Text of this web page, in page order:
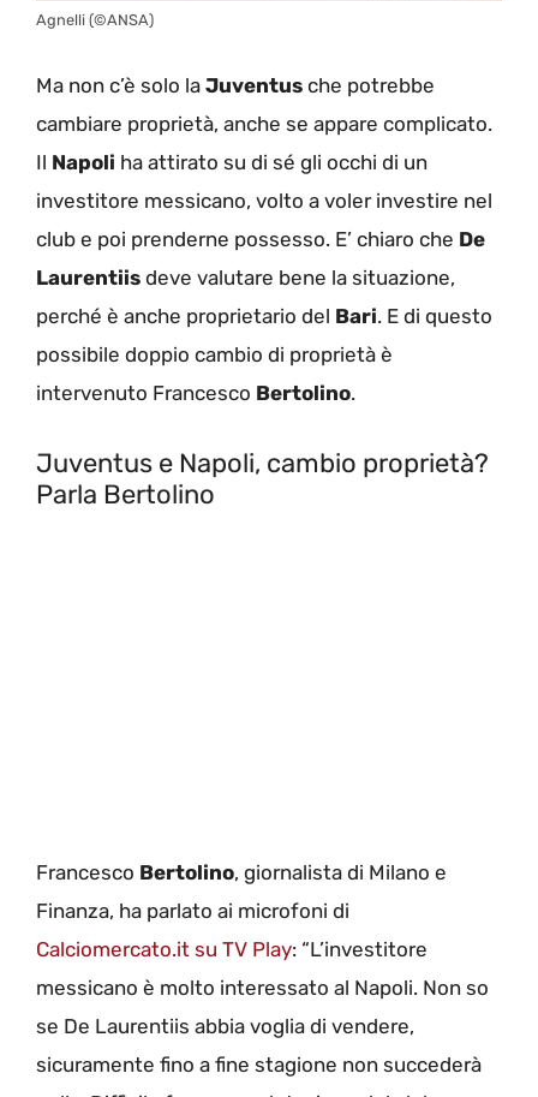
Agnelli (©ANSA)
Ma non c’è solo la Juventus che potrebbe
cambiare proprietà, anche se appare complicato.
Il Napoli ha attirato su di sé gli occhi di un
investitore messicano, volto a voler investire nel
club e poi prenderne possesso. E’ chiaro che De
Laurentiis deve valutare bene la situazione,
perché è anche proprietario del Bari. E di questo
possibile doppio cambio di proprietà è
intervenuto Francesco Bertolino.
Juventus e Napoli, cambio proprietà?
Parla Bertolino
Francesco Bertolino, giornalista di Milano e
Finanza, ha parlato ai microfoni di
Calciomercato.it su TV Play: “L’investitore
messicano è molto interessato al Napoli. Non so
se De Laurentiis abbia voglia di vendere,
sicuramente fino a fine stagione non succederà